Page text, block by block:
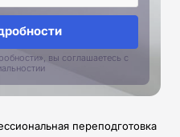
вы соглашаетесь с
переподготовка